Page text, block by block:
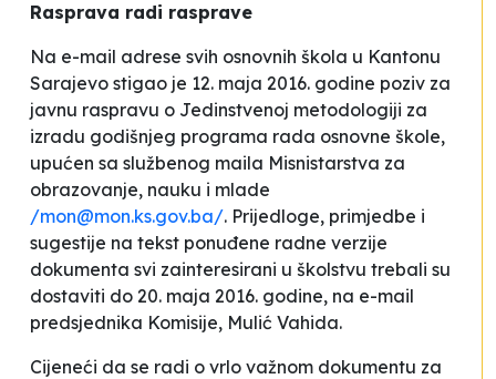
Rasprava radi rasprave
Na e-mail adrese svih osnovnih škola u Kantonu
Sarajevo stigao je 12. maja 2016. godine poziv za
javnu raspravu o Jedinstvenoj metodologiji za
izradu godišnjeg programa rada osnovne škole,
upućen sa službenog maila Misnistarstva za
obrazovanje, nauku i mlade
/mon@mon.ks.gov.ba/. Prijedloge, primjedbe i
sugestije na tekst ponuđene radne verzije
dokumenta svi zainteresirani u školstvu trebali su
dostaviti do 20. maja 2016. godine, na e-mail
predsjednika Komisije, Mulić Vahida.
Cijeneći da se radi o vrlo važnom dokumentu za